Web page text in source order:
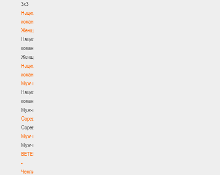
3х3
Национальная
команда.
Женщины
Национальная
команда.
Женщины
Национальная
команда.
Мужчины
Национальная
команда.
Мужчины
Соревнования
Соревнования
Мужчины
Мужчины
BETERA
-
Чемпионат